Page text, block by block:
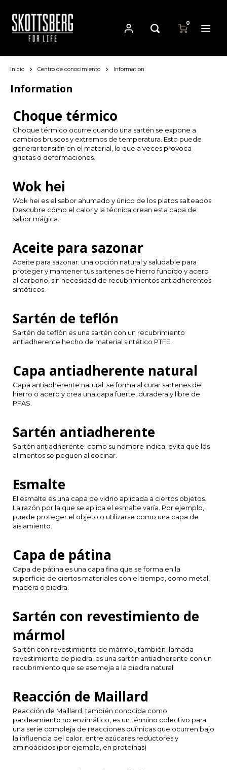
Hoofdmenu / sartenes
Cast Iron Cookware
Carbon Steel Cookware
Hoofdmenu
Nederlands
Deutsch
Français
Español
Polski
Hoofdmenu
GBP
USD
AUD
CHF
THB
ECS
HUF
KRW
MYR
MXN
NOK
PHP
ZAR
TWD
UYU
0
Inicio Centro de conocimiento Information
Information
Choque térmico
Choque térmico ocurre cuando una sartén se expone a
cambios bruscos y extremos de temperatura. Esto puede
generar tensión en el material, lo que a veces provoca
grietas o deformaciones.
Wok hei
Wok hei es el sabor ahumado y único de los platos salteados.
Descubre cómo el calor y la técnica crean esta capa de
sabor mágica.
Aceite para sazonar
Aceite para sazonar: una opción natural y saludable para
proteger y mantener tus sartenes de hierro fundido y acero
al carbono, sin necesidad de recubrimientos antiadherentes
sintéticos.
Sartén de teflón
Sartén de teflón es una sartén con un recubrimiento
antiadherente hecho de material sintético PTFE.
Capa antiadherente natural
Capa antiadherente natural: se forma al curar sartenes de
hierro o acero y crea una capa fuerte, duradera y libre de
PFAS.
Sartén antiadherente
Sartén antiadherente: como su nombre indica, evita que los
alimentos se peguen al cocinar.
Esmalte
El esmalte es una capa de vidrio aplicada a ciertos objetos.
La razón por la que se aplica el esmalte varía. Por ejemplo,
puede proteger el objeto o utilizarse como una capa de
aislamiento.
Capa de pátina
Capa de pátina es una capa fina que se forma en la
superficie de ciertos materiales con el tiempo, como metal,
madera o piedra.
Sartén con revestimiento de
mármol
Sartén con revestimiento de mármol, también llamada
revestimiento de piedra, es una sartén antiadherente con un
recubrimiento que se asemeja a la piedra natural.
Reacción de Maillard
Reacción de Maillard, también conocida como
pardeamiento no enzimático, es un término colectivo para
una serie compleja de reacciones químicas que ocurren bajo
la influencia del calor, entre azúcares reductores y
aminoácidos (por ejemplo, en proteínas)